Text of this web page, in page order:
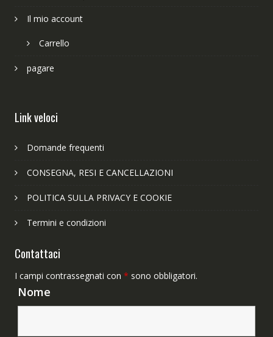
Il mio account
Carrello
pagare
Link veloci
Domande frequenti
CONSEGNA, RESI E CANCELLAZIONI
POLITICA SULLA PRIVACY E COOKIE
Termini e condizioni
Contattaci
I campi contrassegnati con * sono obbligatori.
Nome